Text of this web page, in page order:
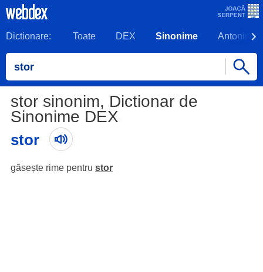
Dictionare: Toate DEX Sinonime Antonime
stor sinonim, Dictionar de
Sinonime DEX
stor
găsește rime pentru stor